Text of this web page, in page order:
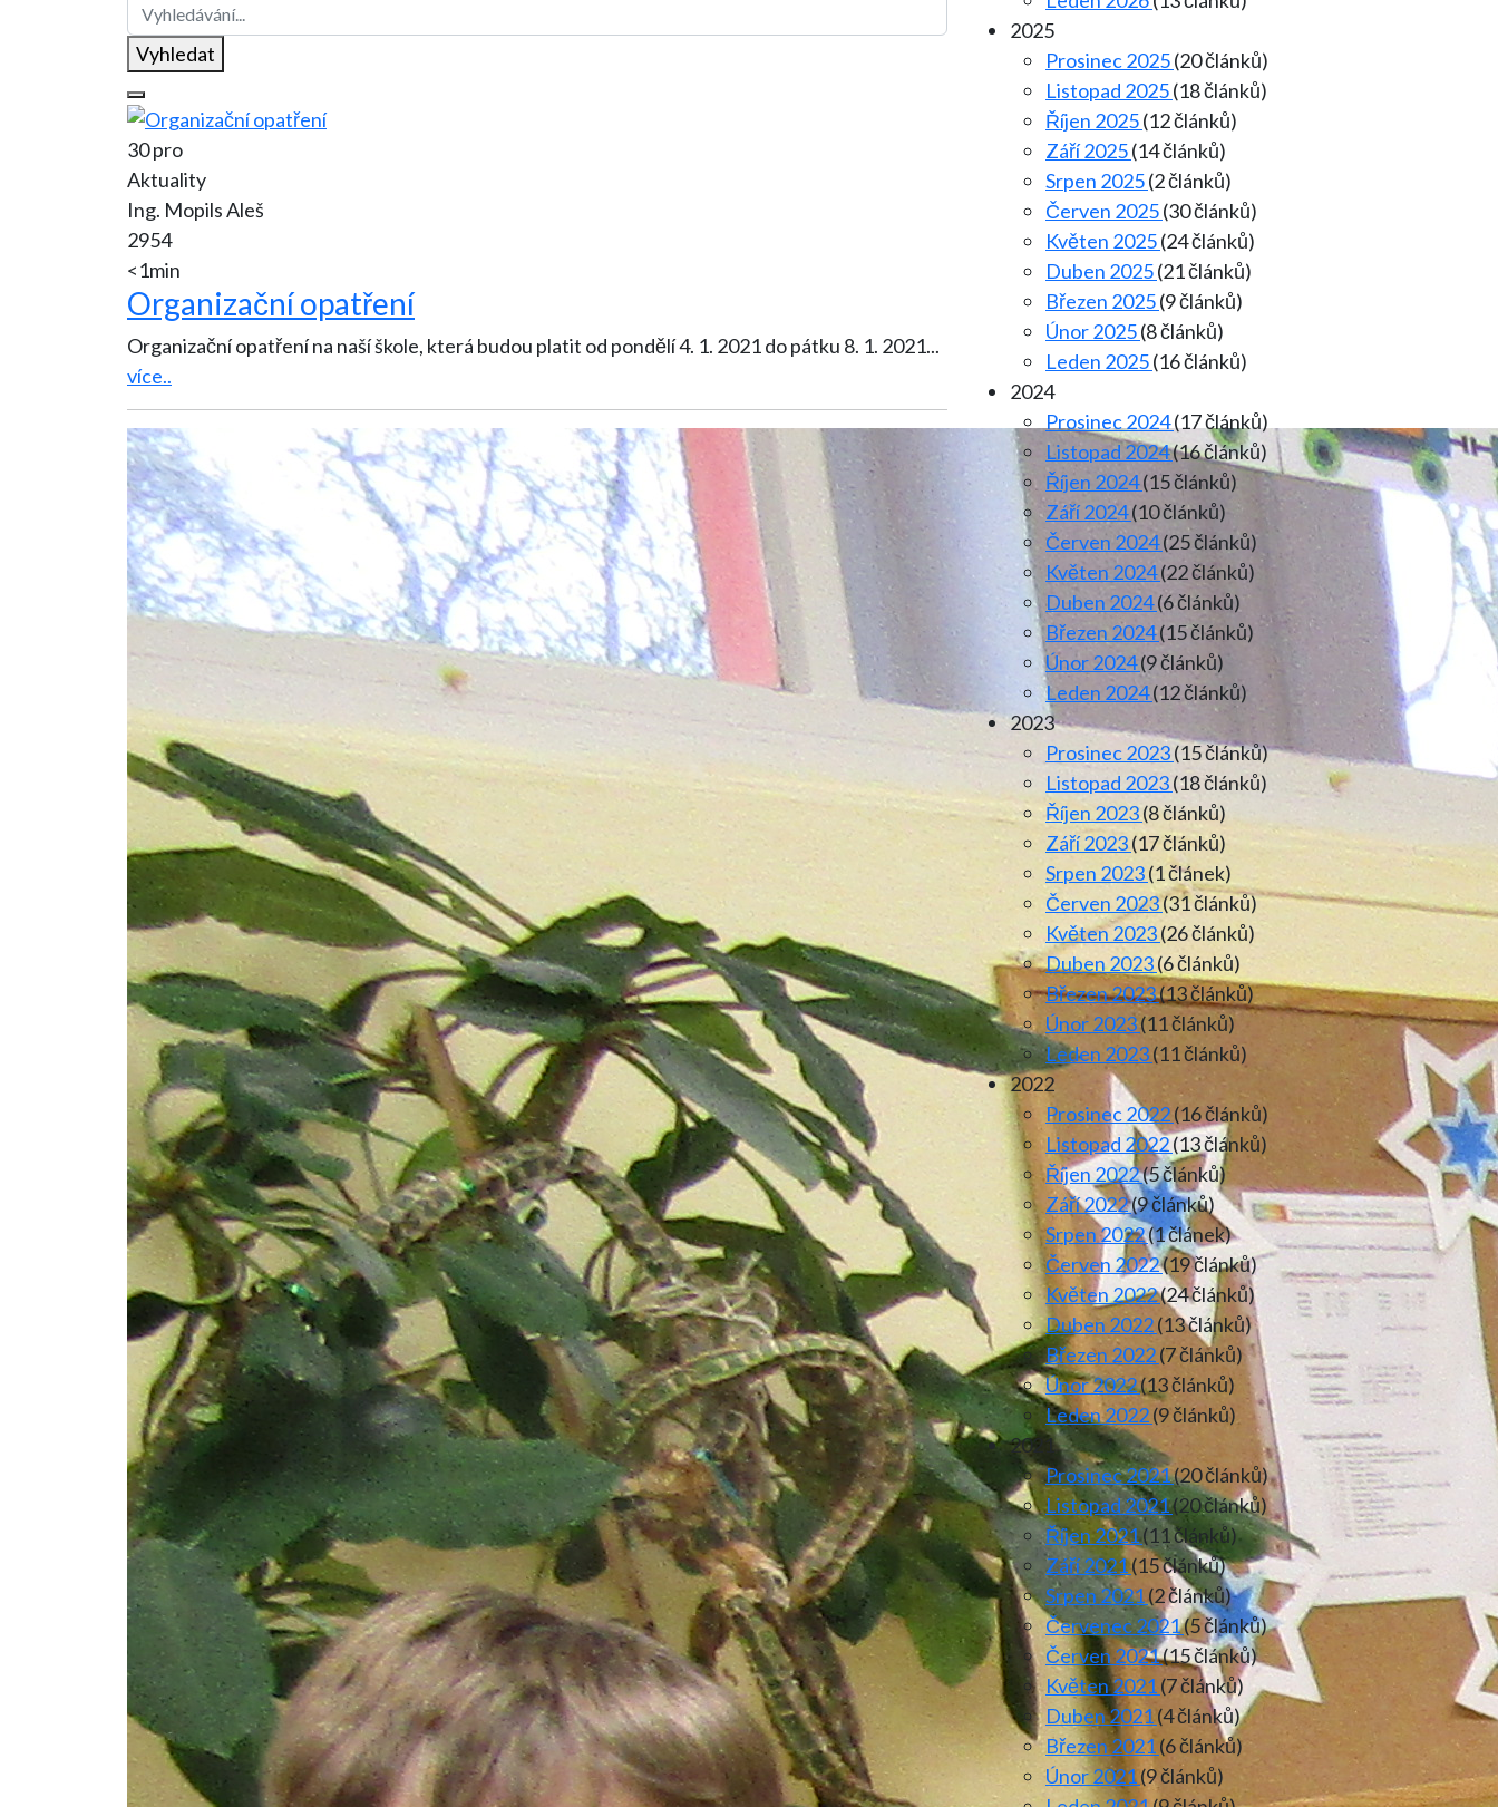
Vyhledat
30 pro
Aktuality
Ing. Mopils Aleš
2954
<1min
Organizační opatření
Organizační opatření na naší škole, která budou platit od pondělí 4. 1. 2021 do pátku 8. 1. 2021...
více..
2025
Prosinec 2025(20 článků)
Listopad 2025(18 článků)
Říjen 2025(12 článků)
Září 2025(14 článků)
Srpen 2025(2 článků)
Červen 2025(30 článků)
Květen 2025(24 článků)
Duben 2025(21 článků)
Březen 2025(9 článků)
Únor 2025(8 článků)
Leden 2025(16 článků)
2024
Prosinec 2024(17 článků)
Listopad 2024(16 článků)
Říjen 2024(15 článků)
Září 2024(10 článků)
Červen 2024(25 článků)
Květen 2024(22 článků)
Duben 2024(6 článků)
Březen 2024(15 článků)
Únor 2024(9 článků)
Leden 2024(12 článků)
2023
Prosinec 2023(15 článků)
Listopad 2023(18 článků)
Říjen 2023(8 článků)
Září 2023(17 článků)
Srpen 2023(1 článek)
Červen 2023(31 článků)
Květen 2023(26 článků)
Duben 2023(6 článků)
Březen 2023(13 článků)
Únor 2023(11 článků)
Leden 2023(11 článků)
2022
Prosinec 2022(16 článků)
Listopad 2022(13 článků)
Říjen 2022(5 článků)
Září 2022(9 článků)
Srpen 2022(1 článek)
Červen 2022(19 článků)
Květen 2022(24 článků)
Duben 2022(13 článků)
Březen 2022(7 článků)
Únor 2022(13 článků)
Leden 2022(9 článků)
2021
Prosinec 2021(20 článků)
Listopad 2021(20 článků)
Říjen 2021(11 článků)
Září 2021(15 článků)
Srpen 2021(2 článků)
Červenec 2021(5 článků)
Červen 2021(15 článků)
Květen 2021(7 článků)
Duben 2021(4 článků)
Březen 2021(6 článků)
Únor 2021(9 článků)